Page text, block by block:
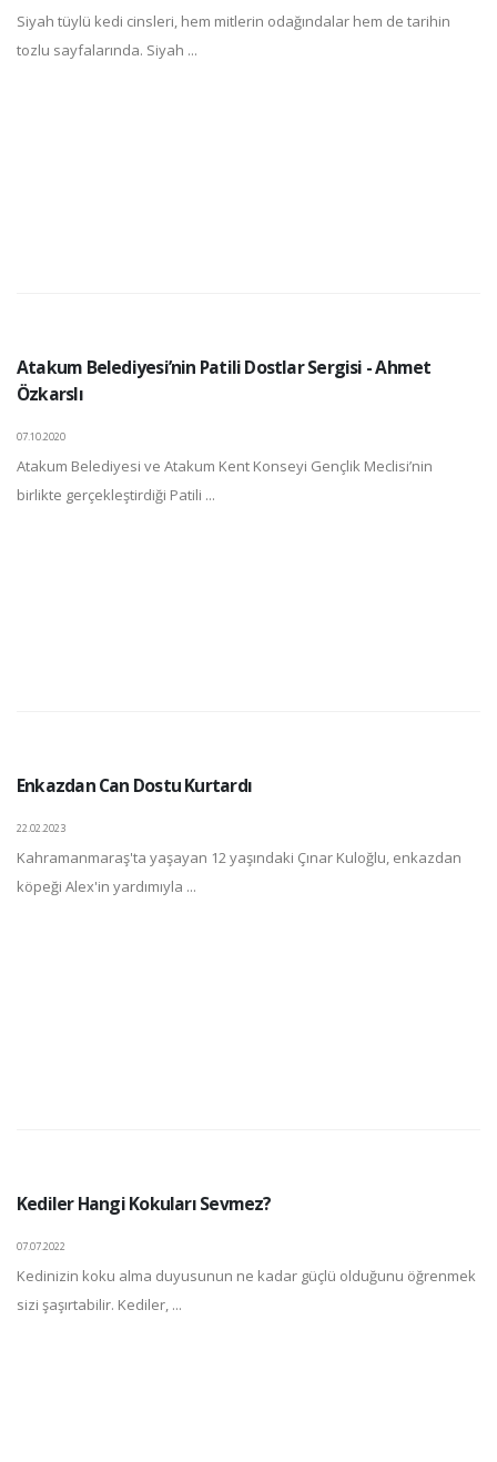
Siyah tüylü kedi cinsleri, hem mitlerin odağındalar hem de tarihin
tozlu sayfalarında. Siyah ...
Atakum Belediyesi’nin Patili Dostlar Sergisi - Ahmet
Özkarslı
07.10.2020
Atakum Belediyesi ve Atakum Kent Konseyi Gençlik Meclisi’nin
birlikte gerçekleştirdiği Patili ...
Enkazdan Can Dostu Kurtardı
22.02.2023
Kahramanmaraş'ta yaşayan 12 yaşındaki Çınar Kuloğlu, enkazdan
köpeği Alex'in yardımıyla ...
Kediler Hangi Kokuları Sevmez?
07.07.2022
Kedinizin koku alma duyusunun ne kadar güçlü olduğunu öğrenmek
sizi şaşırtabilir. Kediler, ...